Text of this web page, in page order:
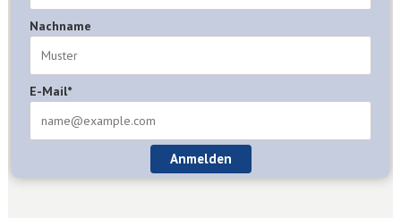
Nachname
E-Mail*
Anmelden